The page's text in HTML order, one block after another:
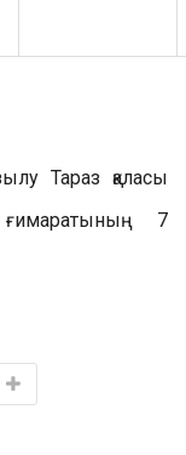
Тараз қаласы
ғимаратының 7